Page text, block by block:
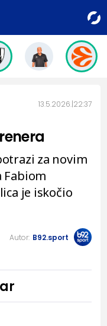
13.5.2026. 22:37
za novim
Fabiom
je iskočio
Autor: B92.sport